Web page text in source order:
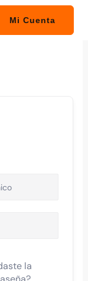
Mi Cuenta
la